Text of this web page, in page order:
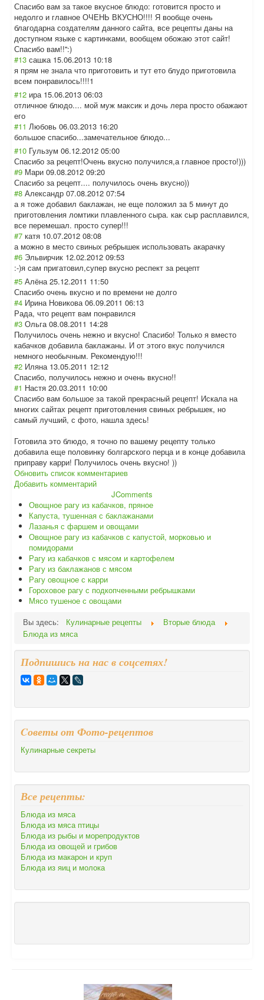
Спасибо вам за такое вкусное блюдо: готовится просто и
недолго и главное ОЧЕНЬ ВКУСНО!!!! Я вообще очень
благодарна создателям данного сайта, все рецепты даны на
доступном языке с картинками, вообщем обожаю этот сайт!
Спасибо вам!!'':)
#13 сашка 15.06.2013 10:18
я прям не знала что приготовить и тут ето блудо приготовила
всем понравилось!!!!1
#12 ира 15.06.2013 06:03
отличное блюдо.... мой муж максик и дочь лера просто обажают
его
#11 Любовь 06.03.2013 16:20
большое спасибо...замечательное блюдо...
#10 Гульзум 06.12.2012 05:00
Спасибо за рецепт!Очень вкусно получился,а главное просто!)))
#9 Мари 09.08.2012 09:20
Спасибо за рецепт.... получилось очень вкусно))
#8 Александр 07.08.2012 07:54
а я тоже добавил баклажан, не еще положил за 5 минут до
приготовления ломтики плавленного сыра. как сыр расплавился,
все перемешал. просто супер!!!
#7 катя 10.07.2012 08:08
а можно в место свиных ребрышек использовать акарачку
#6 Эльвирчик 12.02.2012 09:53
:-)я сам пригатовил,супер вкусно респект за рецепт
#5 Алёна 25.12.2011 11:50
Спасибо очень вкусно и по времени не долго
#4 Ирина Новикова 06.09.2011 06:13
Рада, что рецепт вам понравился
#3 Ольга 08.08.2011 14:28
Получилось очень нежно и вкусно! Спасибо! Только я вместо
кабачков добавила баклажаны. И от этого вкус получился
немного необычным. Рекомендую!!!
#2 Иляна 13.05.2011 12:12
Спасибо, получилось нежно и очень вкусно!!
#1 Настя 20.03.2011 10:00
Спасибо вам большое за такой прекрасный рецепт! Искала на
многих сайтах рецепт приготовления свиных ребрышек, но
самый лучший, с фото, нашла здесь!
Готовила это блюдо, я точно по вашему рецепту только
добавила еще половинку болгарского перца и в конце добавила
приправу карри! Получилось очень вкусно! ))
Обновить список комментариев
Добавить комментарий
JComments
Овощное рагу из кабачков, пряное
Капуста, тушенная с баклажанами
Лазанья с фаршем и овощами
Овощное рагу из кабачков с капустой, морковью и
помидорами
Рагу из кабачков с мясом и картофелем
Рагу из баклажанов с мясом
Рагу овощное с карри
Гороховое рагу с подкопченными ребрышками
Мясо тушеное с овощами
Вы здесь:
Кулинарные рецепты
Вторые блюда
Блюда из мяса
Подпишись на нас в соцсетях!
Cоветы от Фото-рецептов
Кулинарные секреты
Все рецепты:
Блюда из мяса
Блюда из мяса птицы
Блюда из рыбы и морепродуктов
Блюда из овощей и грибов
Блюда из макарон и круп
Блюда из яиц и молока